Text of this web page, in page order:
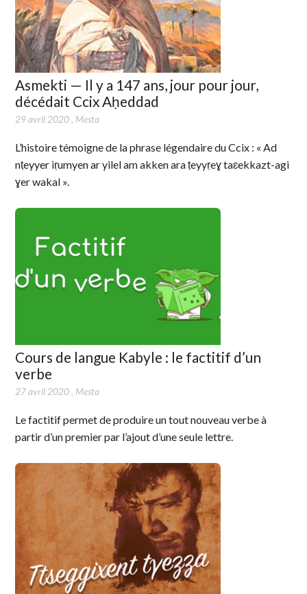
Asmekti — Il y a 147 ans, jour pour jour,
décédait Ccix Aḥeddad
29 avril 2020, Mesta
L’histoire témoigne de la phrase légendaire du Ccix : « Ad
nṭeyyer iṛumyen ar yilel am akken ara ṭeyyṛeɣ taɛekkazt-agi
ɣer wakal ».
Cours de langue Kabyle : le factitif d’un
verbe
27 avril 2020, Mesta
Le factitif permet de produire un tout nouveau verbe à
partir d’un premier par l’ajout d’une seule lettre.